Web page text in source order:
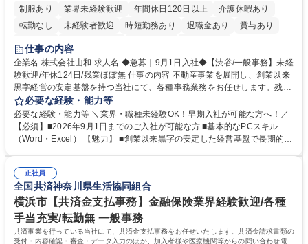
制服あり
業界未経験歓迎 年間休日120日以上
介護休暇あり
転勤なし
未経験者歓迎 時短勤務あり 退職金あり
賞与あり
育休あり
完全週休2日制
仕事の内容
企業名 株式会社山和 求人名 ◆急募｜9月1日入社◆【渋谷/一般事務】未経
験歓迎/年休124日/残業ほぼ無 仕事の内容 不動産事業を展開し、創業以来
黒字経営の安定基盤を持つ当社にて、各種事務業務をお任せします。残業
がほぼ発生せず、連続した日程の有給取得が可能なため、WLBを整えたい
方にお勧めの環境です！ 入社後はOJTを通じて丁寧に研修を行いますの
で、事務未経験の方でも安心して臨むことができます。 【業務詳細】■電
話・来客対応 ■物件の鍵や社内の備品管理 ■データ入力や書類作成 ■契約
必要な経験・能力等
必要な経験・能力等 ＼業界・職種未経験OK！早期入社が可能な方へ！／
【必須】■2026年9月1日までのご入社が可能な方 ■基本的なPCスキル
（Word・Excel） 【魅力】 ■創業以来黒字の安定した経営基盤で長期的に
のOJTで業務を習得可能、未経験でもしっかりサポート 学歴・資格 学
歴：大学院 大学 高専 短大 語学力： 資格：
正社員
全国共済神奈川県生活協同組合
横浜市【共済金支払事務】金融保険業界経験歓迎/各種
手当充実/転勤無 一般事務
共済事業を行っている当社にて、共済金支払事務をお任せいたします。共済金請求書類の
受付・内容確認・審査・データ入力のほか、加入者様や医療機関等からの問い合わせ電話